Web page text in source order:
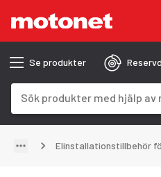
Se produkter
Elinstallationstillbehör